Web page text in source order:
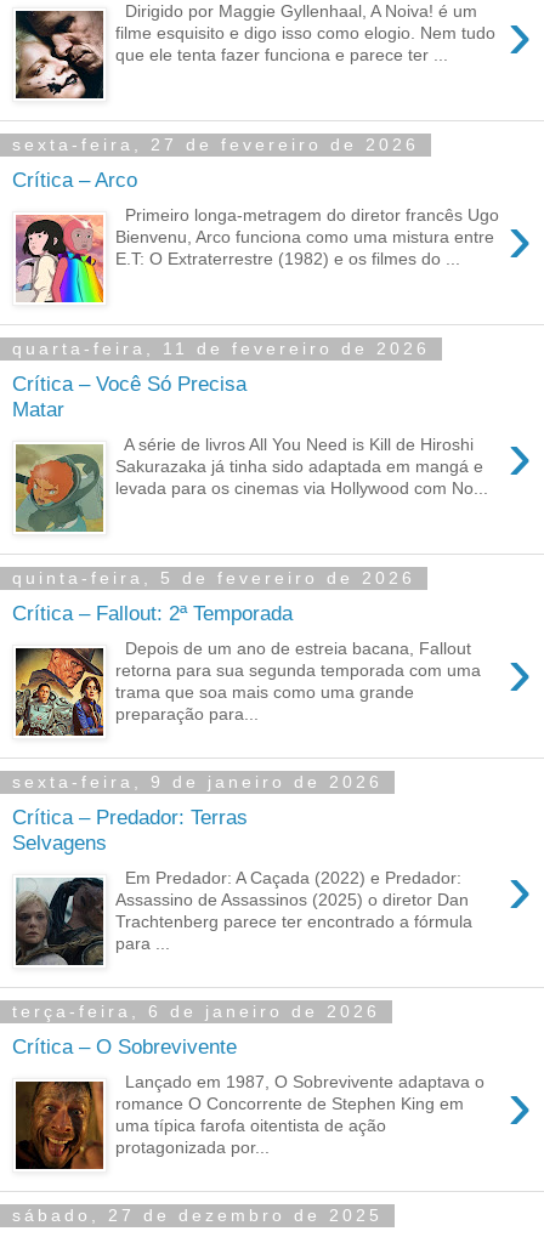
›
Dirigido por Maggie Gyllenhaal, A Noiva! é um
filme esquisito e digo isso como elogio. Nem tudo
que ele tenta fazer funciona e parece ter ...
sexta-feira, 27 de fevereiro de 2026
Crítica – Arco
›
Primeiro longa-metragem do diretor francês Ugo
Bienvenu, Arco funciona como uma mistura entre
E.T: O Extraterrestre (1982) e os filmes do ...
quarta-feira, 11 de fevereiro de 2026
Crítica – Você Só Precisa
Matar
›
A série de livros All You Need is Kill de Hiroshi
Sakurazaka já tinha sido adaptada em mangá e
levada para os cinemas via Hollywood com No...
quinta-feira, 5 de fevereiro de 2026
Crítica – Fallout: 2ª Temporada
›
Depois de um ano de estreia bacana, Fallout
retorna para sua segunda temporada com uma
trama que soa mais como uma grande
preparação para...
sexta-feira, 9 de janeiro de 2026
Crítica – Predador: Terras
Selvagens
›
Em Predador: A Caçada (2022) e Predador:
Assassino de Assassinos (2025) o diretor Dan
Trachtenberg parece ter encontrado a fórmula
para ...
terça-feira, 6 de janeiro de 2026
Crítica – O Sobrevivente
›
Lançado em 1987, O Sobrevivente adaptava o
romance O Concorrente de Stephen King em
uma típica farofa oitentista de ação
protagonizada por...
sábado, 27 de dezembro de 2025